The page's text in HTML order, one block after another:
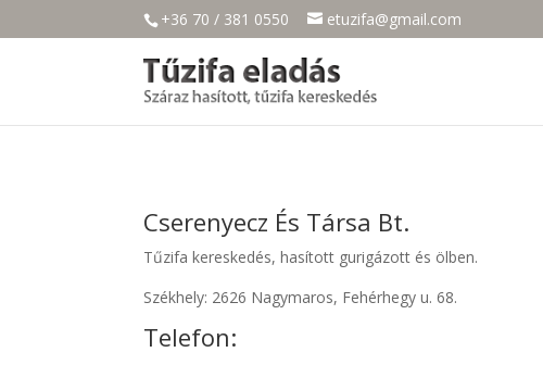
+36 70 / 381 0550 etuzifa@gmail.com
Cserenyecz És Társa Bt.
Tűzifa kereskedés, hasított gurigázott és ölben.
Székhely: 2626 Nagymaros, Fehérhegy u. 68.
Telefon: